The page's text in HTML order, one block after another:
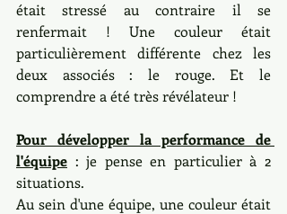
était stressé au contraire il se
renfermait ! Une couleur était
particulièrement différente chez les
deux associés : le rouge. Et le
comprendre a été très révélateur !
Pour développer la performance de
l'équipe : je pense en particulier à 2
situations.
Au sein d'une équipe, une couleur était